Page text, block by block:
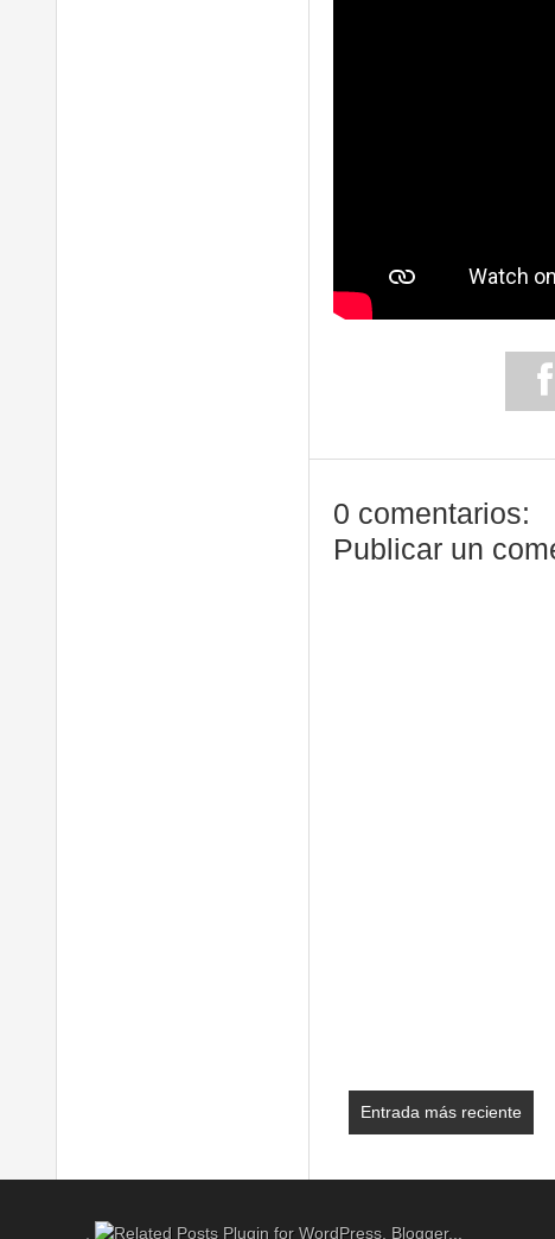
0 comentarios:
Publicar un
Entrada más reciente